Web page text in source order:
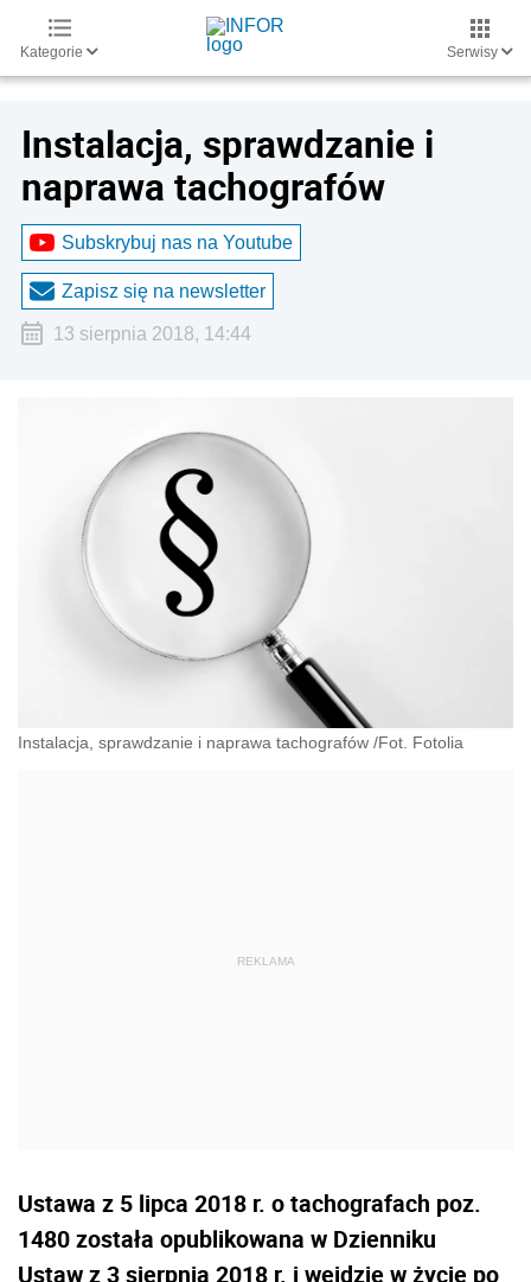
Kategorie Serwisy
Instalacja, sprawdzanie i
naprawa tachografów
Subskrybuj nas na Youtube
Zapisz się na newsletter
13 sierpnia 2018, 14:44
Instalacja, sprawdzanie i naprawa tachografów /Fot. Fotolia
Ustawa z 5 lipca 2018 r. o tachografach poz.
1480 została opublikowana w Dzienniku
Ustaw z 3 sierpnia 2018 r. i wejdzie w życie po